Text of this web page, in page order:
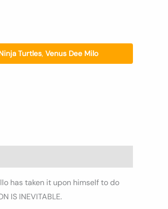
Turtles, Venus Dee Milo
has taken it upon himself to do
IS INEVITABLE.